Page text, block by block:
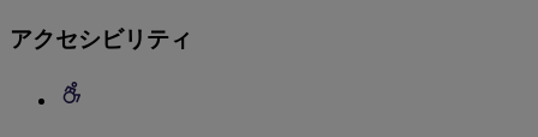
アクセシビリティ